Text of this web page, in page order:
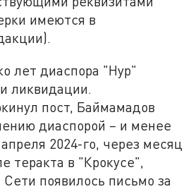
имеются в
лет диаспора "Нур"
ликвидации.
пост, Баймамадов
диаспорой – и менее
2024-го, через месяц
теракта в "Крокусе",
появилось письмо за